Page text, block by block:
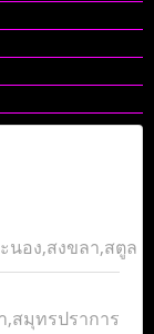
นอง,สงขลา,สตูล
,สมุทรปราการ